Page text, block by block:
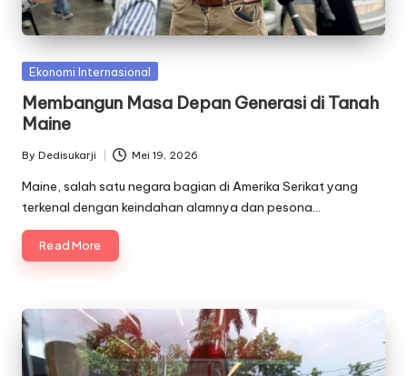
Posted
Ekonomi Internasional
Membangun Masa Depan Generasi di Tanah
Maine
Posted
by
By Dedisukarji Mei 19, 2026
Maine, salah satu negara bagian di Amerika Serikat yang
terkenal dengan keindahan alamnya dan pesona…
Read More